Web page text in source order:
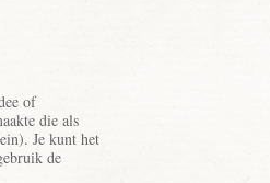
of
die als
Je kunt het
de